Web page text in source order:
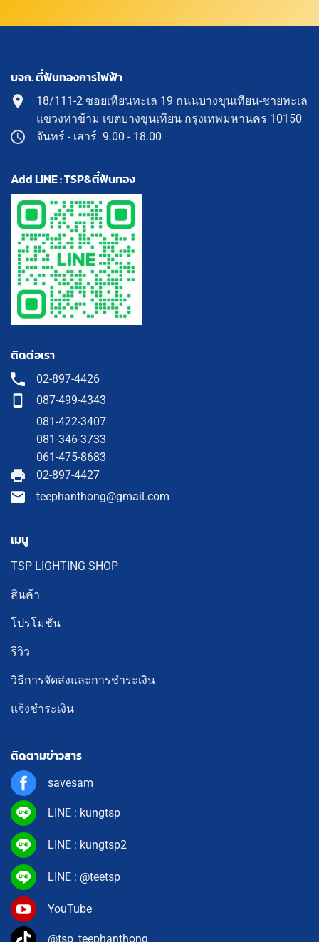
บจก. ตี๋ฟันทองการไฟฟ้า
18/111-2 ซอยเทียนทะเล 19 ถนนบางขุนเทียน-ชายทะเล
แขวงท่าข้าม เขตบางขุนเทียน กรุงเทพมหานคร 10150
จันทร์ - เสาร์ 9.00 - 18.00
Add LINE : TSP&ตี๋ฟันทอง
ติดต่อเรา
02-897-4426
087-499-4343
081-422-3407
081-346-3733
061-475-8683
02-897-4427
teephanthong@gmail.com
เมนู
TSP LIGHTING SHOP
สินค้า
โปรโมชั่น
รีวิว
วิธีการจัดส่งและการชำระเงิน
แจ้งชำระเงิน
ติดตามข่าวสาร
savesam
LINE : kungtsp
LINE : kungtsp2
LINE : @teetsp
YouTube
@tsp_teephanthong